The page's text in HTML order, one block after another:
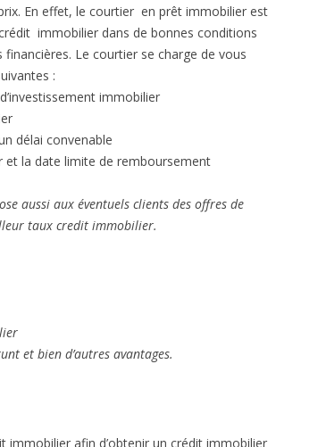
En effet, le courtier en prêt immobilier est
immobilier dans de bonnes conditions
Le courtier se charge de vous
:
immobilier
délai convenable
et la date limite de remboursement
aussi aux éventuels clients des offres de
taux credit immobilier.
et bien d’autres avantages.
immobilier afin d’obtenir un crédit immobilier